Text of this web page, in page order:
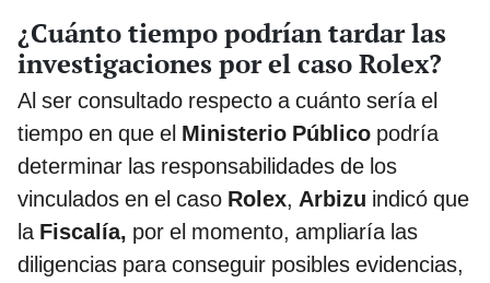
¿Cuánto tiempo podrían tardar las
investigaciones por el caso Rolex?
Al ser consultado respecto a cuánto sería el
tiempo en que el Ministerio Público podría
determinar las responsabilidades de los
vinculados en el caso Rolex, Arbizu indicó que
laFiscalía, por el momento, ampliaría las
diligencias para conseguir posibles evidencias,